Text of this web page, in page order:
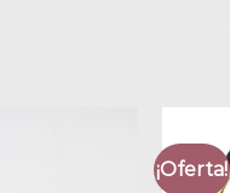
¡Oferta!